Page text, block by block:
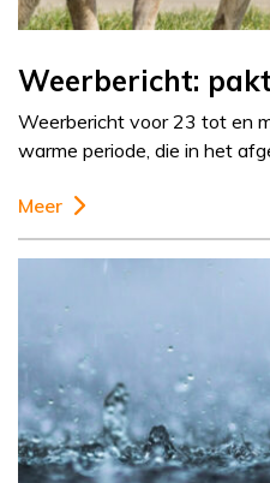
Weerbericht:
Weerbericht voor 23 tot en
warme periode, die in het
Meer